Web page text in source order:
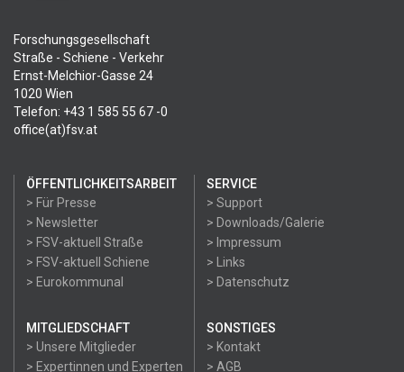
Forschungsgesellschaft
Straße - Schiene - Verkehr
Ernst-Melchior-Gasse 24
1020 Wien
Telefon: +43 1 585 55 67 -0
office(at)fsv.at
ÖFFENTLICHKEITSARBEIT
> Für Presse
> Newsletter
> FSV-aktuell Straße
> FSV-aktuell Schiene
> Eurokommunal
SERVICE
> Support
> Downloads/Galerie
> Impressum
> Links
> Datenschutz
MITGLIEDSCHAFT
> Unsere Mitglieder
> Expertinnen und Experten
SONSTIGES
> Kontakt
> AGB